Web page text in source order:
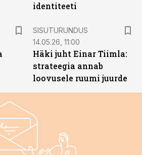
identiteeti
SISUTURUNDUS
14.05.26, 11:00
Häki juht Einar Tiimla:
strateegia annab
loovusele ruumi juurde